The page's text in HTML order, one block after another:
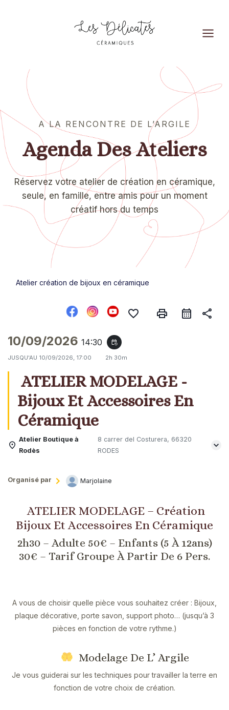
A LA RENCONTRE DE L’ARGILE
Agenda Des Ateliers
Réservez votre atelier de création en céramique,
seule, en famille, entre amis pour un moment
créatif hors du temps
Atelier création de bijoux en céramique
favorite_border print share
10/09/2026 14:30 event_repeat
JUSQU'AU 10/09/2026, 17:00 2h 30m
ATELIER MODELAGE -
Bijoux Et Accessoires En
Céramique
Atelier Boutique à
Rodès
8 carrer del Costurera, 66320
RODES
Organisé par Marjolaine
ATELIER MODELAGE – Création
Bijoux Et Accessoires En Céramique
2h30 – Adulte 50€ – Enfants (5 À 12ans)
30€ – Tarif Groupe À Partir De 6 Pers.
A vous de choisir quelle pièce vous souhaitez créer : Bijoux,
plaque décorative, porte savon, support photo… (jusqu’à 3
pièces en fonction de votre rythme.)
Modelage De L’ Argile
Je vous guiderai sur les techniques pour travailler la terre en
fonction de votre choix de création.